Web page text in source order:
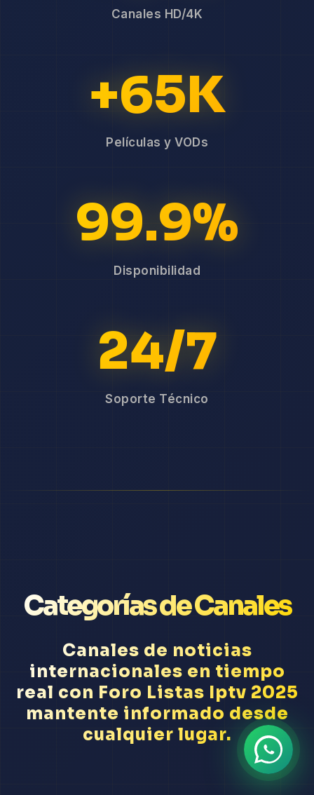
Canales HD/4K
+65K
Películas y VODs
99.9%
Disponibilidad
24/7
Soporte Técnico
Categorías de Canales
Canales de noticias
internacionales en tiempo
real con Foro Listas Iptv 2025
mantente informado desde
cualquier lugar.